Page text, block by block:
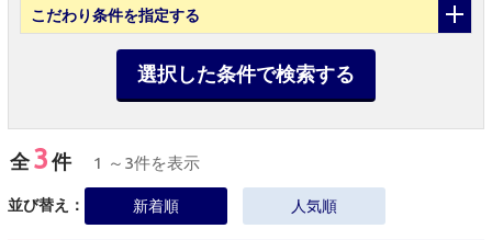
こだわり条件を指定する
選択した条件で検索する
全3 件 1 ～3件を表示
並び替え： 新着順 人気順